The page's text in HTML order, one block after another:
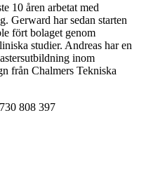
10 åren arbetat med
Gerward har sedan starten
fört bolaget genom
studier. Andreas har en
inom
från Chalmers Tekniska
808 397